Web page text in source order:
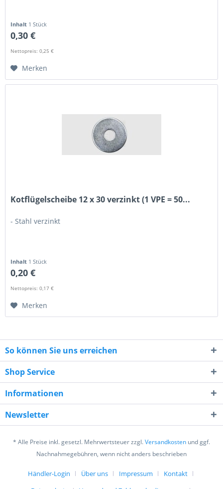
Inhalt 1 Stück
0,30 €
Nettopreis: 0,25 €
Merken
Kotflügelscheibe 12 x 30 verzinkt (1 VPE = 50...
- Stahl verzinkt
Inhalt 1 Stück
0,20 €
Nettopreis: 0,17 €
Merken
So können Sie uns erreichen
Shop Service
Informationen
Newsletter
* Alle Preise inkl. gesetzl. Mehrwertsteuer zzgl.Versandkosten und ggf.
Nachnahmegebühren, wenn nicht anders beschrieben
Händler-Login Über uns Impressum
Kontakt